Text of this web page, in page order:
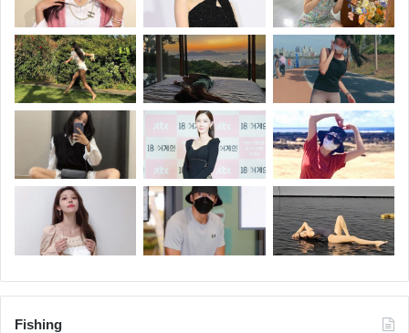
Fishing